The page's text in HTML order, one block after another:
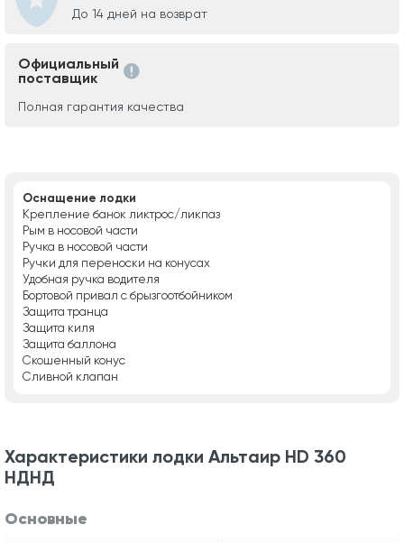
До 14 дней на возврат
Официальный
поставщик
Полная гарантия качества
Оснащение лодки
Крепление банок ликтрос/ликпаз
Рым в носовой части
Ручка в носовой части
Ручки для переноски на конусах
Удобная ручка водителя
Бортовой привал с брызгоотбойником
Защита транца
Защита киля
Защита баллона
Скошенный конус
Сливной клапан
Характеристики лодки Альтаир HD 360
НДНД
Основные